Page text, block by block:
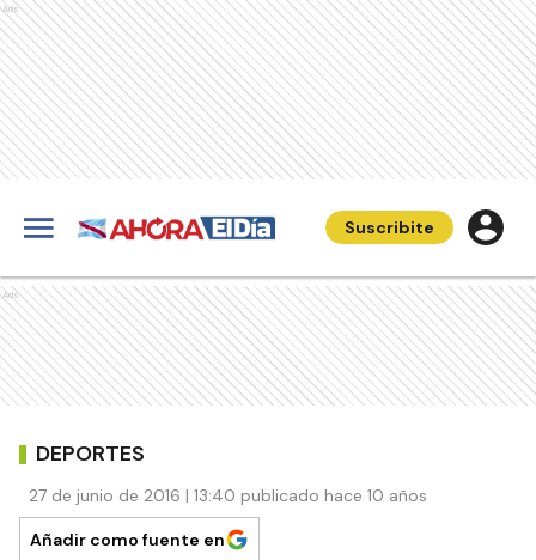
Ads
Suscribite
Ads
DEPORTES
27 de junio de 2016 | 13:40 publicado hace 10 años
Añadir como fuente en